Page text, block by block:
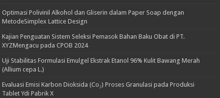
Optimasi Polivinil Alkohol dan Gliserin dalam Paper Soap dengan
MetodeSimplex Lattice Design
Kajian Penguatan Sistem Seleksi Pemasok Bahan Baku Obat di PT.
XYZMengacu pada CPOB 2024
Uji Stabilitas Formulasi Emulgel Ekstrak Etanol 96% Kulit Bawang Merah
(Allium cepa L.)
Evaluasi Emisi Karbon Dioksida (Co₂) Proses Granulasi pada Produksi
Tablet Ydi Pabrik X